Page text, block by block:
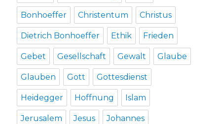
Bonhoeffer Christentum Christus
Dietrich Bonhoeffer Ethik Frieden
Gebet Gesellschaft Gewalt Glaube
Glauben Gott Gottesdienst
Heidegger Hoffnung Islam
Jerusalem Jesus Johannes